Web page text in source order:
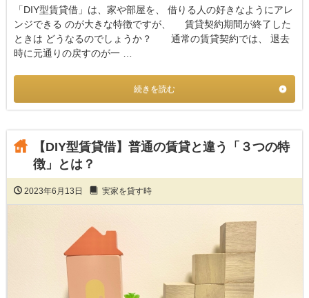
「DIY型賃貸借」は、家や部屋を、 借りる人の好きなようにアレ
ンジできる のが大きな特徴ですが、 賃貸契約期間が終了した
ときは どうなるのでしょうか？ 通常の賃貸契約では、 退去
時に元通りの戻すのが一 …
続きを読む
【DIY型賃貸借】普通の賃貸と違う「３つの特
徴」とは？
2023年6月13日 実家を貸す時